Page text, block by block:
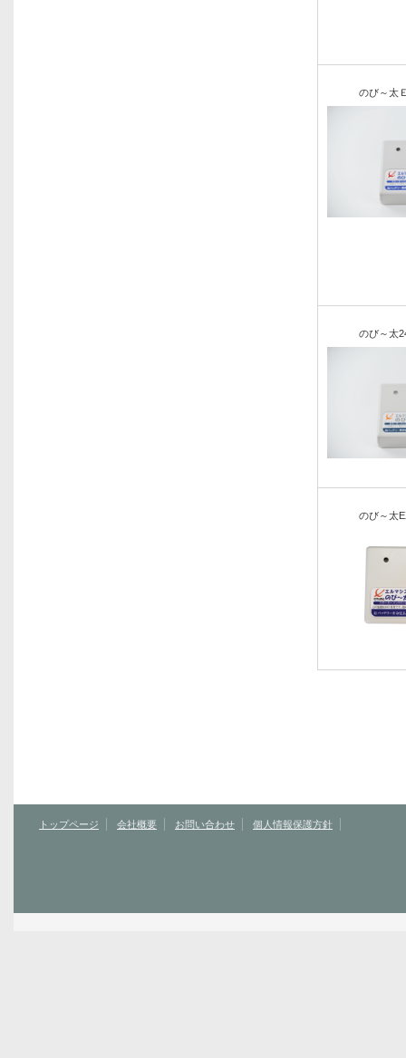
のび～太
のび～太
のび～太
トップページ 会社概要 お問い合わせ 個人情報保護方針